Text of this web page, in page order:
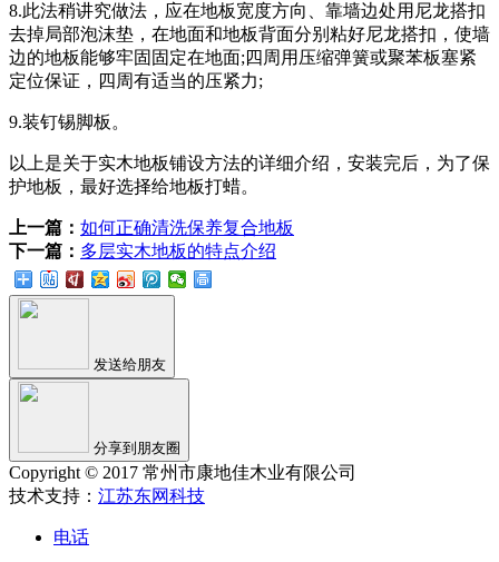
8.此法稍讲究做法，应在地板宽度方向、靠墙边处用尼龙搭扣
去掉局部泡沫垫，在地面和地板背面分别粘好尼龙搭扣，使墙
边的地板能够牢固固定在地面;四周用压缩弹簧或聚苯板塞紧
定位保证，四周有适当的压紧力;
9.装钉锡脚板。
以上是关于实木地板铺设方法的详细介绍，安装完后，为了保
护地板，最好选择给地板打蜡。
上一篇： 如何正确清洗保养复合地板
下一篇： 多层实木地板的特点介绍
发送给朋友
分享到朋友圈
Copyright © 2017 常州市康地佳木业有限公司
技术支持： 江苏东网科技
电话